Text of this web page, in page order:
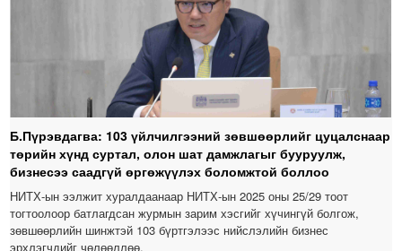
Б.Пүрэвдагва: 103 үйлчилгээний зөвшөөрлийг цуцалснаар
төрийн хүнд суртал, олон шат дамжлагыг бууруулж,
бизнесээ саадгүй өргөжүүлэх боломжтой боллоо
НИТХ-ын ээлжит хуралдаанаар НИТХ-ын 2025 оны 25/29 тоот
тогтоолоор батлагдсан журмын зарим хэсгийг хүчингүй болгож,
зөвшөөрлийн шинжтэй 103 бүртгэлээс нийслэлийн бизнес
эрхлэгчдийг чөлөөллөө.